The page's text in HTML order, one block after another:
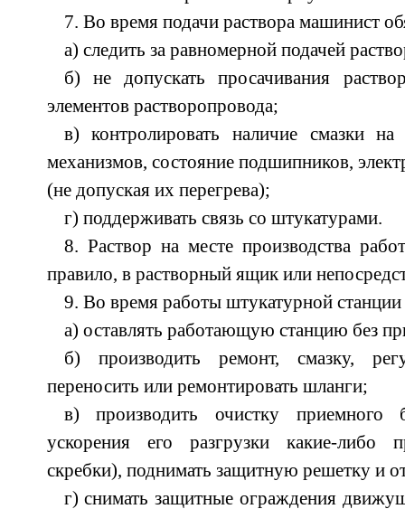
7. Во время подачи раствора машинист
а) следить за равномерной подачей
б) не допускать просачивания
элементов растворопровода;
в) контролировать наличие смазки на
механизмов, состояние подшипников,
(не допуская их перегрева);
г) поддерживать связь со штукатурами.
8. Раствор на месте производства
правило, в растворный ящик или
9. Во время работы штукатурной
а) оставлять работающую станцию без
б) производить ремонт, смазку,
переносить или ремонтировать шланги;
в) производить очистку приемного
ускорения его разгрузки какие-либо
скребки), поднимать защитную решетку и
г) снимать защитные ограждения